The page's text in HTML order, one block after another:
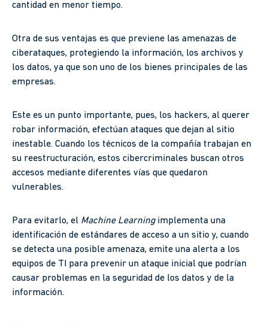
cantidad en menor tiempo.
Otra de sus ventajas es que previene las amenazas de
ciberataques, protegiendo la información, los archivos y
los datos, ya que son uno de los bienes principales de las
empresas.
Este es un punto importante, pues, los hackers, al querer
robar información, efectúan ataques que dejan al sitio
inestable. Cuando los técnicos de la compañía trabajan en
su reestructuración, estos cibercriminales buscan otros
accesos mediante diferentes vías que quedaron
vulnerables.
Para evitarlo, el Machine Learningimplementa una
identificación de estándares de acceso a un sitio y, cuando
se detecta una posible amenaza, emite una alerta a los
equipos de TI para prevenir un ataque inicial que podrían
causar problemas en la seguridad de los datos y de la
información.